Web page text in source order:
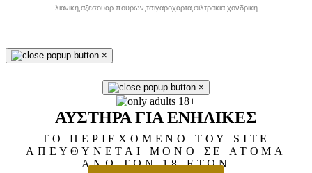
λιανικη,αξεσουαρ πουρων,τσιγαροχαρτα,φιλτρακια χονδρικη
×
×
ΑΥΣΤΗΡΑ ΓΙΑ ΕΝΗΛΙΚΕΣ
ΤΟ ΠΕΡΙΕΧΟΜΕΝΟ ΤΟΥ SITE
ΑΠΕΥΘΥΝΕΤΑΙ ΜΟΝΟ ΣΕ ΑΤΟΜΑ
ΑΝΩ ΤΩΝ 18 ΕΤΩΝ